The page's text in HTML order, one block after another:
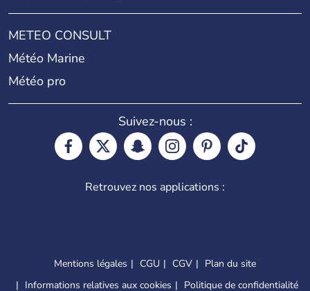
METEO CONSULT
Météo Marine
Météo pro
Suivez-nous :
Retrouvez nos applications :
Mentions légales CGU CGV
Plan du site
Informations relatives aux cookies
Politique de confidentialité